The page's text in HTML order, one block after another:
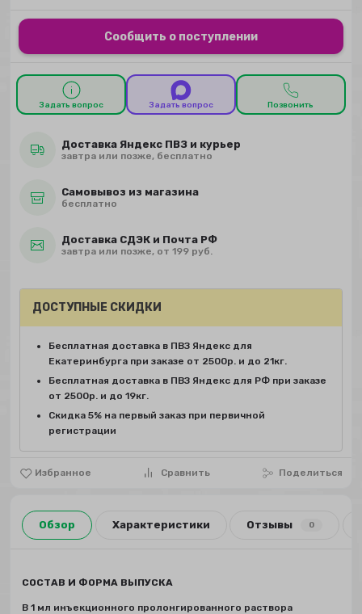
Сообщить о поступлении
Задать вопрос Задать вопрос Позвонить
Доставка Яндекс ПВЗ и курьер
завтра или позже, бесплатно
Самовывоз из магазина
бесплатно
Доставка СДЭК и Почта РФ
завтра или позже, от 199 руб.
Избранное Сравнить Поделиться
ДОСТУПНЫЕ СКИДКИ
Бесплатная доставка в ПВЗ Яндекс для
Екатеринбурга при заказе от 2500р. и до 21кг.
Бесплатная доставка в ПВЗ Яндекс для РФ при заказе
от 2500р. и до 19кг.
Скидка 5% на первый заказ при первичной
регистрации
Обзор Характеристики Отзывы 0
СОСТАВ И ФОРМА ВЫПУСКА
В 1 мл инъекционного пролонгированного раствора